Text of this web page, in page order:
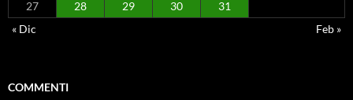
27
28 29 30
31
« Dic
Feb »
COMMENTI